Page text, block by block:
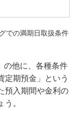
での満期日取扱条件
の他に、各種条件
定期預金」という
預入期間や金利の
。